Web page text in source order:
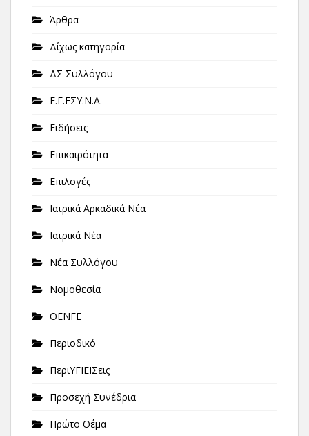
Άρθρα
Δίχως κατηγορία
ΔΣ Συλλόγου
Ε.Γ.ΕΣΥ.Ν.Α.
Ειδήσεις
Επικαιρότητα
Επιλογές
Ιατρικά Αρκαδικά Νέα
Ιατρικά Νέα
Νέα Συλλόγου
Νομοθεσία
ΟΕΝΓΕ
Περιοδικό
ΠεριΥΓΙΕΙΣεις
Προσεχή Συνέδρια
Πρώτο Θέμα